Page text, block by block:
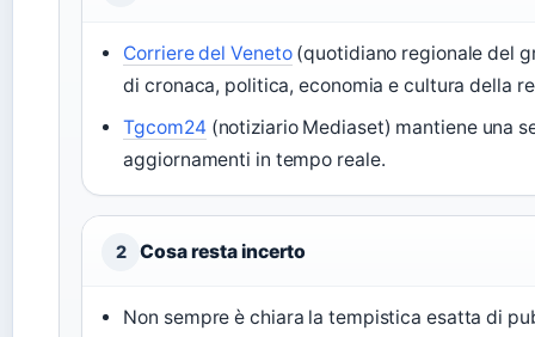
Corriere del Veneto(quotidiano regionale del
di cronaca, politica, economia e cultura della
Tgcom24 (notiziario Mediaset) mantiene una
aggiornamenti in tempo reale.
2 Cosa resta incerto
Non sempre è chiara la tempistica esatta di